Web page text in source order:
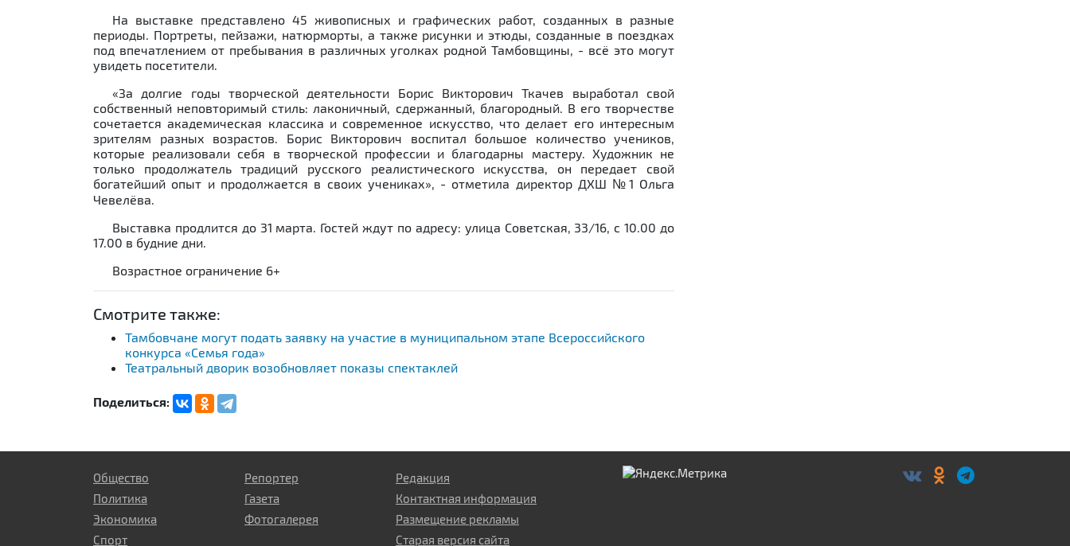
На выставке представлено 45 живописных и графических работ, созданных в разные
периоды. Портреты, пейзажи, натюрморты, а также рисунки и этюды, созданные в поездках
под впечатлением от пребывания в различных уголках родной Тамбовщины, - всё это могут
увидеть посетители.
«За долгие годы творческой деятельности Борис Викторович Ткачев выработал свой
собственный неповторимый стиль: лаконичный, сдержанный, благородный. В его творчестве
сочетается академическая классика и современное искусство, что делает его интересным
зрителям разных возрастов. Борис Викторович воспитал большое количество учеников,
которые реализовали себя в творческой профессии и благодарны мастеру. Художник не
только продолжатель традиций русского реалистического искусства, он передает свой
богатейший опыт и продолжается в своих учениках», - отметила директор ДХШ №1 Ольга
Чевелёва.
Выставка продлится до 31 марта. Гостей ждут по адресу: улица Советская, 33/16, с 10.00 до
17.00 в будние дни.
Возрастное ограничение 6+
Смотрите также:
Тамбовчане могут подать заявку на участие в муниципальном этапе Всероссийского
конкурса «Семья года»
Театральный дворик возобновляет показы спектаклей
Поделиться:
Общество
Политика
Экономика
Спорт
Репортер
Газета
Фотогалерея
Редакция
Контактная информация
Размещение рекламы
Старая версия сайта